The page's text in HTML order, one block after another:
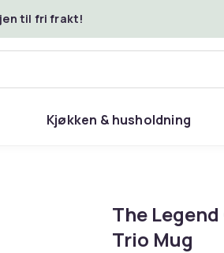
til fri frakt!
Kjøkken & husholdning
The
Trio Mug